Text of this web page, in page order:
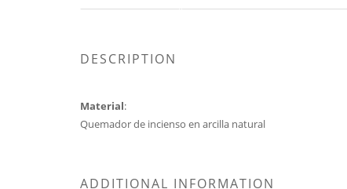
DESCRIPTION
Material:
Quemador de incienso en arcilla natural
ADDITIONAL INFORMATION